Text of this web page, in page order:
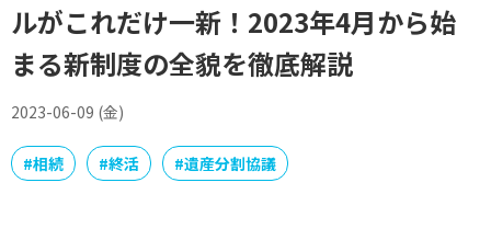
ルがこれだけ一新！2023年4月から始
まる新制度の全貌を徹底解説
2023-06-09 (金)
#相続 #終活 #遺産分割協議